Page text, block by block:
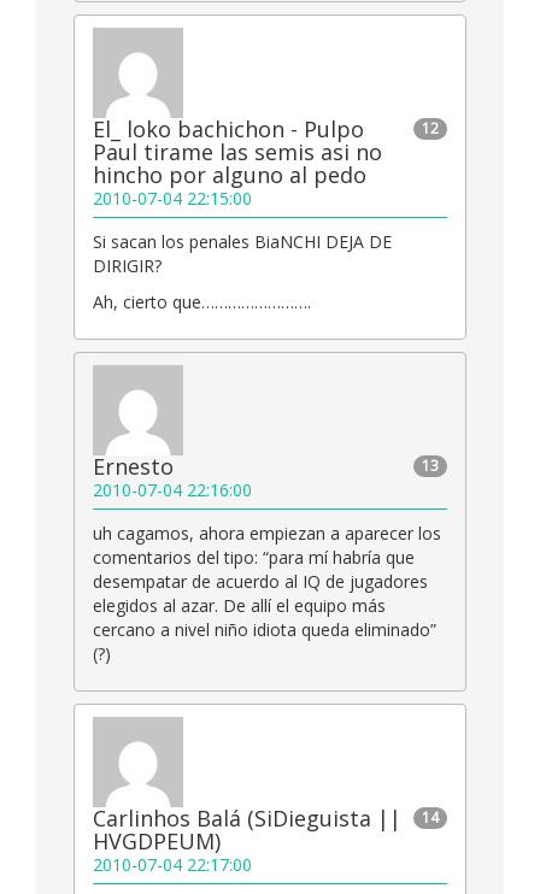
12
El_ loko bachichon - Pulpo
Paul tirame las semis asi no
hincho por alguno al pedo
2010-07-04 22:15:00
Si sacan los penales BiaNCHI DEJA DE
DIRIGIR?
Ah, cierto que…………………….
13
Ernesto
2010-07-04 22:16:00
uh cagamos, ahora empiezan a aparecer los
comentarios del tipo: “para mí habría que
desempatar de acuerdo al IQ de jugadores
elegidos al azar. De allí el equipo más
cercano a nivel niño idiota queda eliminado”
(?)
14
Carlinhos Balá (SiDieguista ||
HVGDPEUM)
2010-07-04 22:17:00